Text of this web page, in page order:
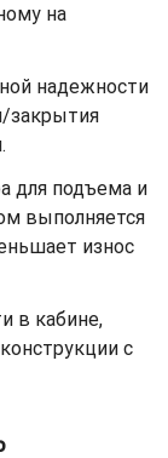
на
надежности
закрытия
для подъема и
выполняется
износ
в кабине,
с